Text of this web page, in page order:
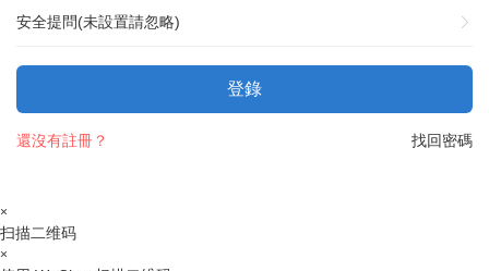
安全提問(未設置請忽略)
登錄
找回密碼
還沒有註冊？
×
扫描二维码
×